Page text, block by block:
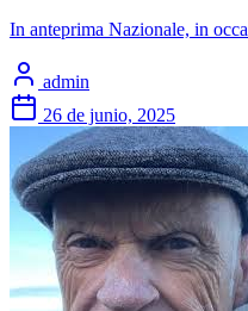
In anteprima Nazionale, in
admin
26 de junio, 2025